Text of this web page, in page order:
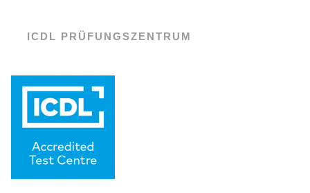
ICDL PRÜFUNGSZENTRUM